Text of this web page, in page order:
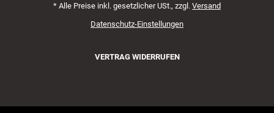
* Alle Preise inkl. gesetzlicher USt., zzgl. Versand
Datenschutz-Einstellungen
VERTRAG WIDERRUFEN